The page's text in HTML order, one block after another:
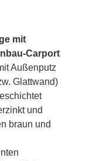
mit
Carport
Außenputz
Glattwand)
und
braun und